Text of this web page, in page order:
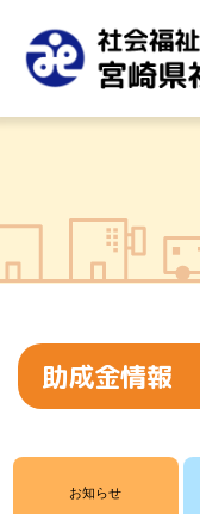
助成金情報
お知らせ